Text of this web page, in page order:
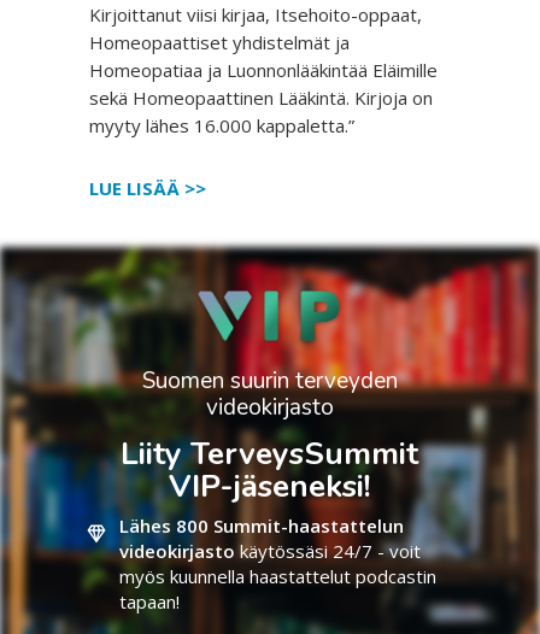
Kirjoittanut viisi kirjaa, Itsehoito-oppaat,
Homeopaattiset yhdistelmät ja
Homeopatiaa ja Luonnonlääkintää Eläimille
sekä Homeopaattinen Lääkintä. Kirjoja on
myyty lähes 16.000 kappaletta.”
LUE LISÄÄ >>
Suomen suurin terveyden
videokirjasto
Liity TerveysSummit
VIP-jäseneksi!
Lähes 800 Summit-haastattelun
videokirjasto käytössäsi 24/7 - voit
myös kuunnella haastattelut podcastin
tapaan!